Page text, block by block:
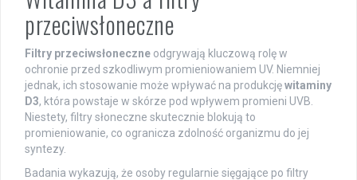
przeciwsłoneczne
Filtry przeciwsłoneczne odgrywają kluczową rolę w
ochronie przed szkodliwym promieniowaniem UV. Niemniej
jednak, ich stosowanie może wpływać na produkcjęwitaminy
D3, która powstaje w skórze pod wpływem promieni UVB.
Niestety, filtry słoneczne skutecznie blokują to
promieniowanie, co ogranicza zdolność organizmu do jej
syntezy.
Badania wykazują, że osoby regularnie sięgające po filtry